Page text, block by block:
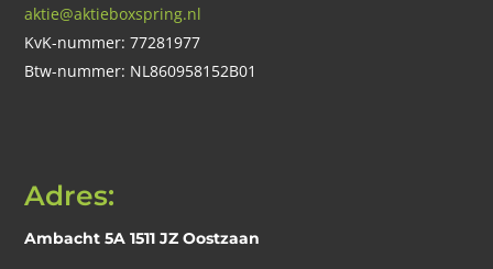
aktie@aktieboxspring.nl
KvK-nummer: 77281977
Btw-nummer: NL860958152B01
Adres:
Ambacht 5A 1511 JZ Oostzaan